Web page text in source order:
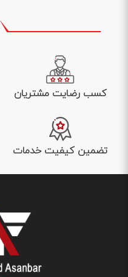
کسب رضایت مشتریان
تضمین کیفیت خدمات